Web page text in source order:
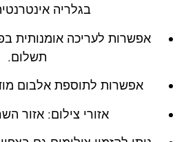
בגלריה
אפשרות לעריכה אומנותית
תשלום.
אפשרות לתוספת אלבום
אזורי צילום: אזור